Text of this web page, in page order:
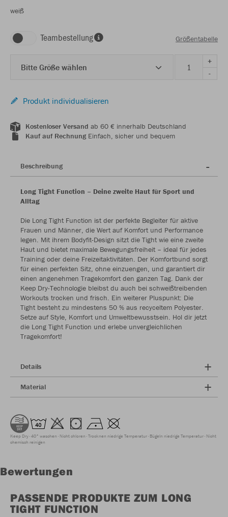
weiß
Teambestellung Größentabelle
Bitte Größe wählen
+
-
Produkt individualisieren
Kostenloser Versand ab 60 € innerhalb Deutschland
Kauf auf RechnungEinfach, sicher und bequem
Beschreibung
Long Tight Function – Deine zweite Haut für Sport und
Alltag
Die Long Tight Function ist der perfekte Begleiter für aktive
Frauen und Männer, die Wert auf Komfort und Performance
legen. Mit ihrem Bodyfit-Design sitzt die Tight wie eine zweite
Haut und bietet maximale Bewegungsfreiheit – ideal für jedes
Training oder deine Freizeitaktivitäten. Der Komfortbund sorgt
für einen perfekten Sitz, ohne einzuengen, und garantiert dir
einen angenehmen Tragekomfort den ganzen Tag. Dank der
Keep Dry-Technologie bleibst du auch bei schweißtreibenden
Workouts trocken und frisch. Ein weiterer Pluspunkt: Die
Tight besteht zu mindestens 50 % aus recyceltem Polyester.
Setze auf Style, Komfort und Umweltbewusstsein. Hol dir jetzt
die Long Tight Function und erlebe unvergleichlichen
Tragekomfort!
Details
Material
Keep Dry 40° waschen Nicht chloren Trocknen niedrige Temperatur Bügeln niedrige Temperatur Nicht
chemisch reinigen
Bewertungen
PASSENDE PRODUKTE ZUM LONG
TIGHT FUNCTION